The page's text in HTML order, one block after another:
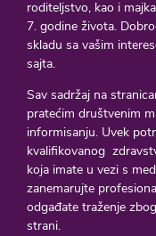
roditeljstvo, kao i
7. godine života.
skladu sa vašim
sajta.
Sav sadržaj na
pratećim društvenim
informisanju. Uvek
kvalifikovanog
koja imate u vezi s
zanemarujte
odgađate traženje
strani.